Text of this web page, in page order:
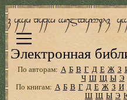
Электронная
По авторам: А Б В Г Д Е Ж З
Ч Ш Щ Ы Э
По книгам: А Б В Г Д Е Ж З И
Ш Щ Ы Э